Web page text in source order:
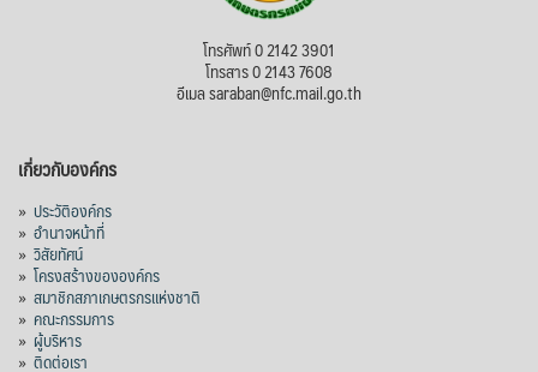
โทรศัพท์ 0 2142 3901
โทรสาร 0 2143 7608
อีเมล saraban@nfc.mail.go.th
เกี่ยวกับองค์กร
» ประวัติองค์กร
» อำนาจหน้าที่
» วิสัยทัศน์
» โครงสร้างขององค์กร
» สมาชิกสภาเกษตรกรแห่งชาติ
» คณะกรรมการ
» ผู้บริหาร
» ติดต่อเรา